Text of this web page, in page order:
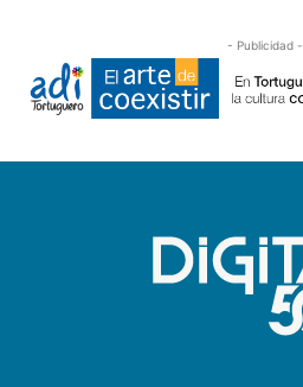
- Publicidad -